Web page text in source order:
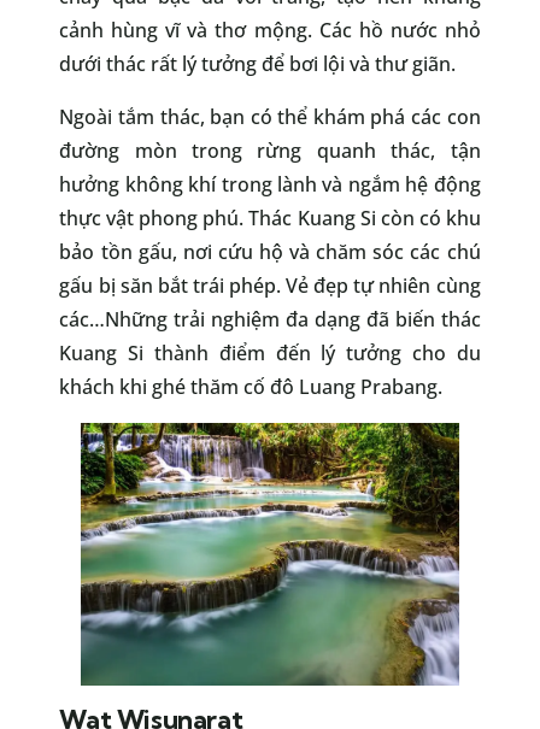
cảnh hùng vĩ và thơ mộng. Các hồ nước nhỏ
dưới thác rất lý tưởng để bơi lội và thư giãn.
Ngoài tắm thác, bạn có thể khám phá các con
đường mòn trong rừng quanh thác, tận
hưởng không khí trong lành và ngắm hệ động
thực vật phong phú. Thác Kuang Si còn có khu
bảo tồn gấu, nơi cứu hộ và chăm sóc các chú
gấu bị săn bắt trái phép. Vẻ đẹp tự nhiên cùng
các…Những trải nghiệm đa dạng đã biến thác
Kuang Si thành điểm đến lý tưởng cho du
khách khi ghé thăm cố đô Luang Prabang.
Wat Wisunarat